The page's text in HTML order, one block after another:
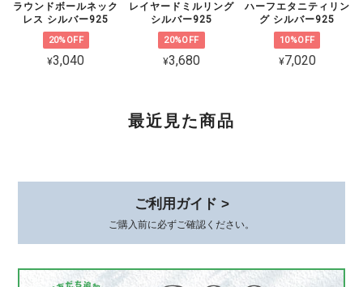
CZ 5連ラインピアス シルバー925
可愛くて品があり、とても気に入ってます。 着けていると褒めて貰え
て嬉しいです。 素敵な梱包、いつもありがとうございます😊
いてから時間が経った今も、またこうし
てお声を届けていただけて、本当に嬉し
いです。 身につけていて、褒めていた
シーンをお届けできたことが何より励み
ラウンドボールネック
レス シルバー925
20%OFF
¥3,040
レイヤードミルリング
シルバー925
20%OFF
¥3,680
ハーフエタニティリン
グ シルバー925
10%OFF
¥7,020
最近見た商品
ご利用ガイド >
ご購入前に必ずご確認ください。